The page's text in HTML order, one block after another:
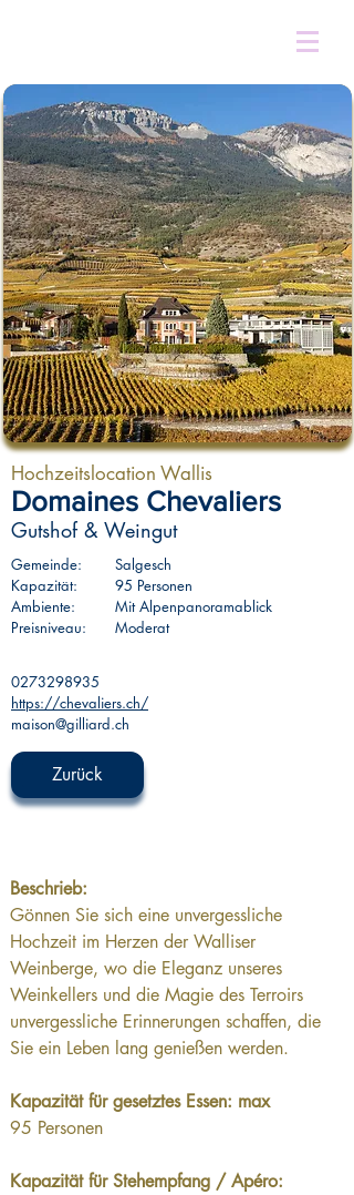
Hochzeitslocation Wallis
Domaines Chevaliers
Gutshof & Weingut
Gemeinde:
Salgesch
Kapazität:
95 Personen
Ambiente:
Mit Alpenpanoramablick
Preisniveau:
Moderat
0273298935
https://chevaliers.ch/
maison@gilliard.ch
Zurück
Beschrieb:
Gönnen Sie sich eine unvergessliche
Hochzeit im Herzen der Walliser
Weinberge, wo die Eleganz unseres
Weinkellers und die Magie des Terroirs
unvergessliche Erinnerungen schaffen, die
Sie ein Leben lang genießen werden.
Kapazität für gesetztes Essen: max
95 Personen
Kapazität für Stehempfang / Apéro: